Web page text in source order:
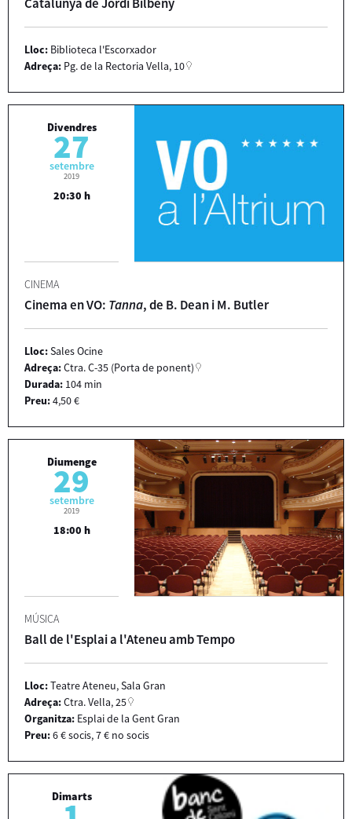
Lloc: Biblioteca l'Escorxador
Adreça: Pg. de la Rectoria Vella, 10
Divendres
27
setembre
2019
20:30 h
CINEMA
Cinema en VO: Tanna, de B. Dean i M. Butler
Lloc:Sales Ocine
Adreça:Ctra. C-35 (Porta de ponent)
Durada: 104 min
Preu:4,50 €
Diumenge
29
setembre
2019
18:00 h
MÚSICA
Ball de l'Esplai a l'Ateneu amb Tempo
Lloc:Teatre Ateneu, Sala Gran
Adreça:Ctra. Vella, 25
Organitza: Esplai de la Gent Gran
Preu:6 € socis, 7 € no socis
Dimarts